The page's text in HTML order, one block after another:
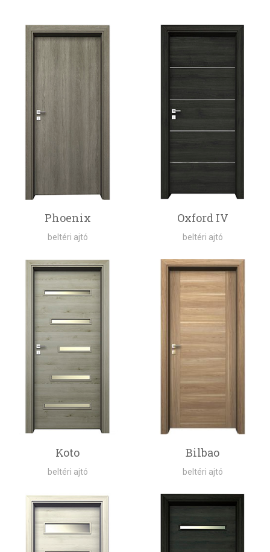
Phoenix
beltéri ajtó
Oxford IV
beltéri ajtó
Koto
beltéri ajtó
Bilbao
beltéri ajtó